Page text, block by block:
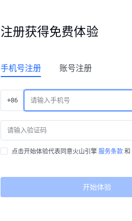
注册获得免费体验
手机号注册 账号注册
+86
点击开始体验代表同意火山引擎 服务条款 和
开始体验